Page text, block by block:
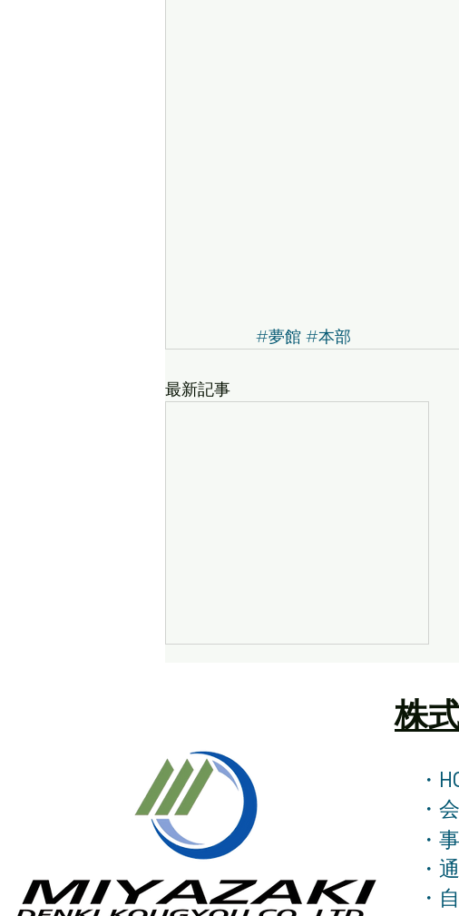
#夢館 #本部
最新記事
拝啓 晩春の候、ますますご清栄
のこととお慶び申し上げます。
さて、誠に勝手ながら弊社のゴー
ルデンウィーク期間中の休業日
は、下記の通りとさせていただき
ます。 皆様にはご不便とご迷惑
をおかけいたしますが何卒ご容赦
くださいますようお願い申し上げ
ます。
株
・
・
・
・
・